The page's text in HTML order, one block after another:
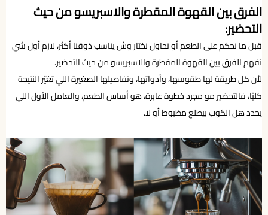
الفرق بين القهوة المقطرة والاسبريسو من حيث
التحضير:
قبل ما نحكم على الطعم أو نحاول نختار وش يناسب ذوقنا أكثر، لازم أول شي
نفهم الفرق بين القهوة المقطرة والاسبريسو من حيث التحضير.
لأن كل طريقة لها طقوسها، وأدواتها، وتفاصيلها الصغيرة اللي تغيّر النتيجة
كليًا، فالتحضير مو مجرد خطوة عابرة، هو أساس الطعم، والعامل الأول اللي
يحدد هل الكوب بيطلع مظبوط أو لا.